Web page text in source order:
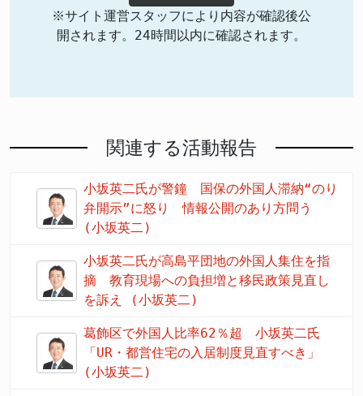
※サイト運営スタッフにより内容が確認後公
開されます。24時間以内に確認されます。
関連する活動報告
小坂英二氏が警鐘 国保の外国人滞納“のり
弁開示”に怒り 情報公開のあり方問う
(小坂英二)
小坂英二氏が高島平団地の外国人集住を指
摘 教育現場への負担増と移民政策見直し
を訴え (小坂英二)
葛飾区で外国人比率62％超 小坂英二氏
「UR・都営住宅の入居制度見直すべき」
(小坂英二)